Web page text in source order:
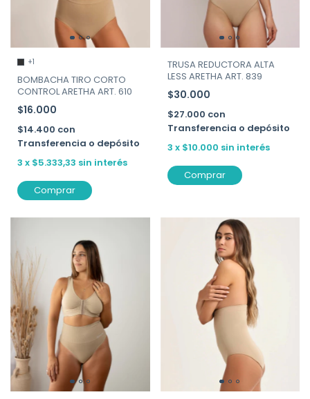
+1
BOMBACHA TIRO CORTO
CONTROL ARETHA ART. 610
$16.000
$14.400 con
Transferencia o depósito
3 x $5.333,33 sin interés
Comprar
TRUSA REDUCTORA ALTA
LESS ARETHA ART. 839
$30.000
$27.000 con
Transferencia o depósito
3 x $10.000 sin interés
Comprar